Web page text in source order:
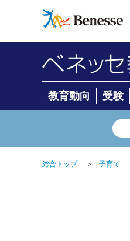
教育動向 受験
総合トップ ＞ 子育て